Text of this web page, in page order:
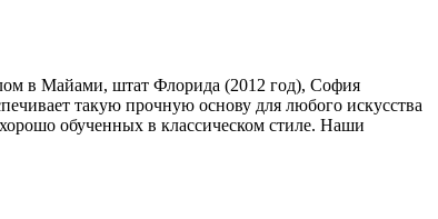
в Майами, штат Флорида (2012 год), София
такую ​​прочную основу для любого искусства
обученных в классическом стиле. Наши